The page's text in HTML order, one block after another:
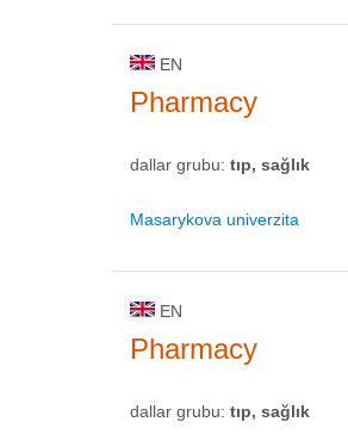
EN
Pharmacy
dallar grubu: tıp, sağlık
Masarykova univerzita
EN
Pharmacy
dallar grubu: tıp, sağlık